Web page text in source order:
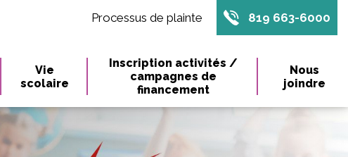
Processus de plainte 819 663-6000
Vie
scolaire
Inscription activités /
campagnes de
financement
Nous
joindre